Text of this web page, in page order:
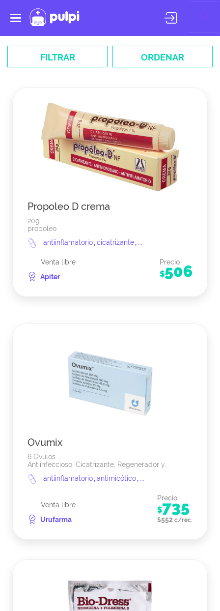
Toggle
navigation
FILTRAR ORDENAR
Propoleo D crema
20g
propoleo
antiinflamatorio,cicatrizante,
Venta libre
Apiter
Precio
$506
Ovumix
6 Ovulos
Antiinfeccioso, Cicatrizante, Regenerador y...
antiinflamatorio,antimicótico,
Venta libre
Urufarma
Precio
$735
$552 c/rec.